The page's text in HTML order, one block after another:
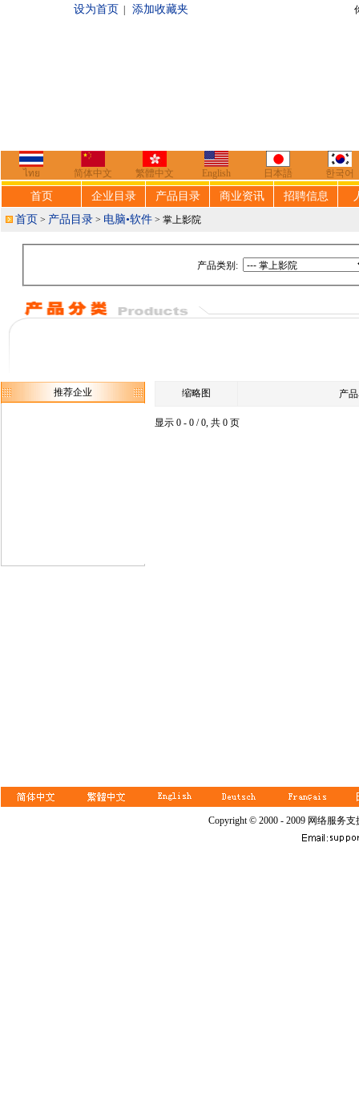
设为首页 添加收藏夹 你好，欢迎来到
ไทย 简体中文 繁體中文 English 日本語 한국어
首页 企业目录 产品目录 商业资讯 招聘信息
首页 > 产品目录 > 电脑•软件 > 掌上影院
产品类别:
推荐企业 缩略图 产
显示 0 - 0 / 0, 共 0 页
Copyright © 2000 - 2009 网络服务